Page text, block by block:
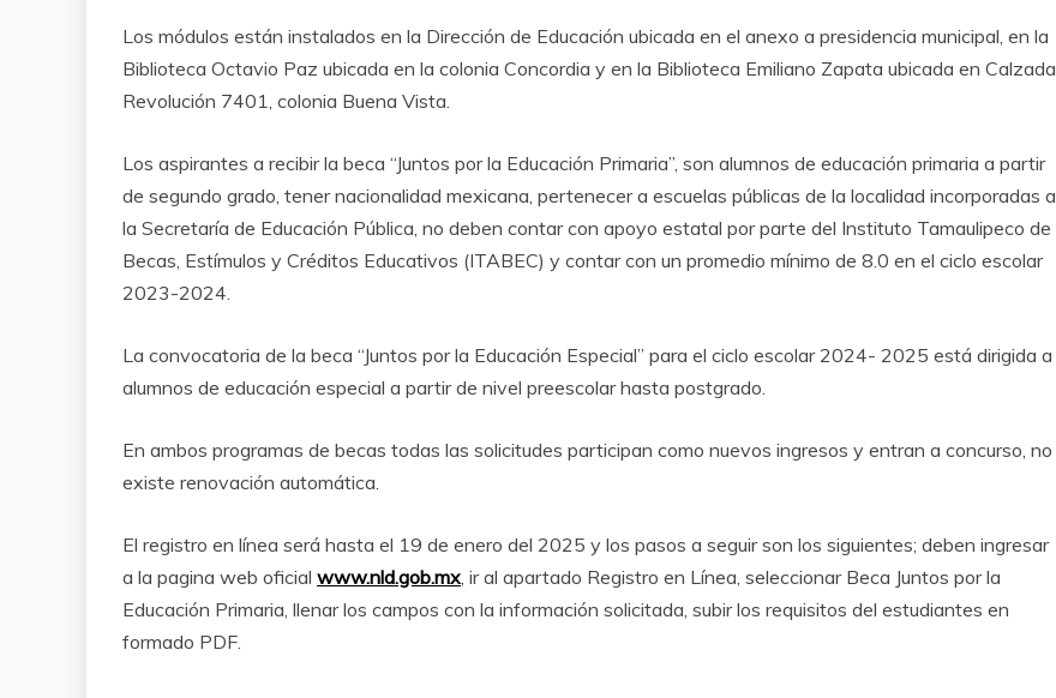
Los módulos están instalados en la Dirección de Educación ubicada en el anexo a presidencia municipal, en la
Biblioteca Octavio Paz ubicada en la colonia Concordia y en la Biblioteca Emiliano Zapata ubicada en Calzada
Revolución 7401, colonia Buena Vista.
Los aspirantes a recibir la beca “Juntos por la Educación Primaria”, son alumnos de educación primaria a partir
de segundo grado, tener nacionalidad mexicana, pertenecer a escuelas públicas de la localidad incorporadas a
la Secretaría de Educación Pública, no deben contar con apoyo estatal por parte del Instituto Tamaulipeco de
Becas, Estímulos y Créditos Educativos (ITABEC) y contar con un promedio mínimo de 8.0 en el ciclo escolar
2023-2024.
La convocatoria de la beca “Juntos por la Educación Especial” para el ciclo escolar 2024- 2025 está dirigida a
alumnos de educación especial a partir de nivel preescolar hasta postgrado.
En ambos programas de becas todas las solicitudes participan como nuevos ingresos y entran a concurso, no
existe renovación automática.
El registro en línea será hasta el 19 de enero del 2025 y los pasos a seguir son los siguientes; deben ingresar
a la pagina web oficial www.nld.gob.mx, ir al apartado Registro en Línea, seleccionar Beca Juntos por la
Educación Primaria, llenar los campos con la información solicitada, subir los requisitos del estudiantes en
formado PDF.